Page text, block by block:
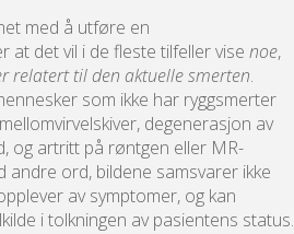
med å utføre en
at det vil i de fleste tilfeller vise noe,
relatert til den aktuelle smerten.
som ikke har ryggsmerter
degenerasjon av
og artritt på røntgen eller MR-
andre ord, bildene samsvarer ikke
av symptomer, og kan
i tolkningen av pasientens status.